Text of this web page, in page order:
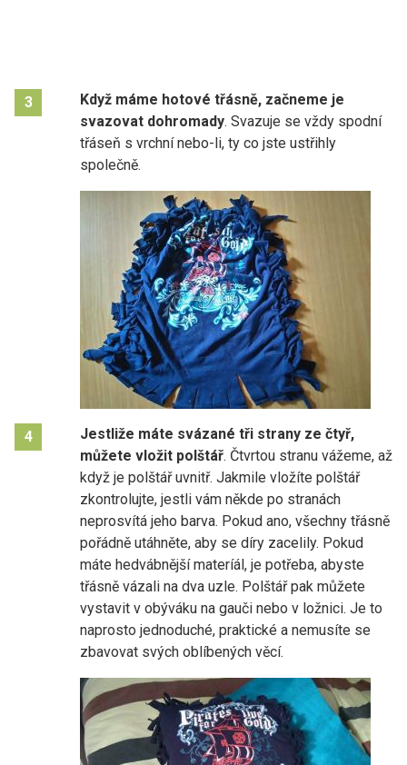
3
Když máme hotové třásně, začneme je
svazovat dohromady. Svazuje se vždy spodní
třáseň s vrchní nebo-li, ty co jste ustřihly
společně.
4
Jestliže máte svázané tři strany ze čtyř,
můžete vložit polštář. Čtvrtou stranu vážeme, až
když je polštář uvnitř. Jakmile vložíte polštář
zkontrolujte, jestli vám někde po stranách
neprosvítá jeho barva. Pokud ano, všechny třásně
pořádně utáhněte, aby se díry zacelily. Pokud
máte hedvábnější materíál, je potřeba, abyste
třásně vázali na dva uzle. Polštář pak můžete
vystavit v obýváku na gauči nebo v ložnici. Je to
naprosto jednoduché, praktické a nemusíte se
zbavovat svých oblíbených věcí.